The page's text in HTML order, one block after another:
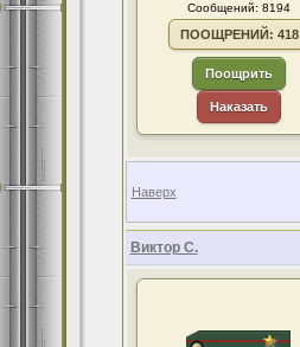
Сообщений: 8194
ПООЩРЕНИЙ: 418
Поощрить
Наказать
Наверх
Виктор С.